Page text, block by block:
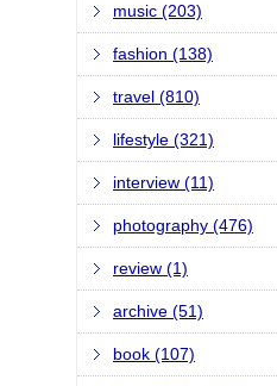
music (203)
fashion (138)
travel (810)
lifestyle (321)
interview (11)
photography (476)
review (1)
archive (51)
book (107)